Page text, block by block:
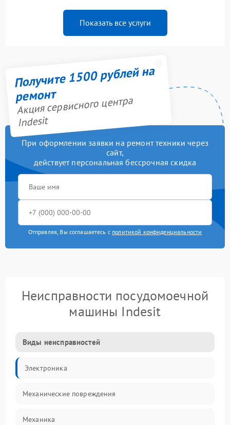
Показать все услуги
Получите 1500 рублей на
ремонт
Акция сервисного центра
Indesit
При оформлении заявки на ремонт техники через
сайт,
действует персональная бессрочная скидка
Отправляя, Вы соглашаетесь с политикой конфиденциальности
Неисправности посудомоечной
машины Indesit
Виды неисправностей
Электроника
Механические повреждения
Механика